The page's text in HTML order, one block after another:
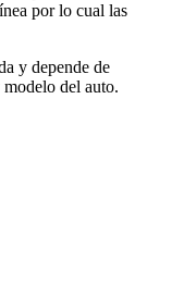
por lo cual las
y depende de
del auto.